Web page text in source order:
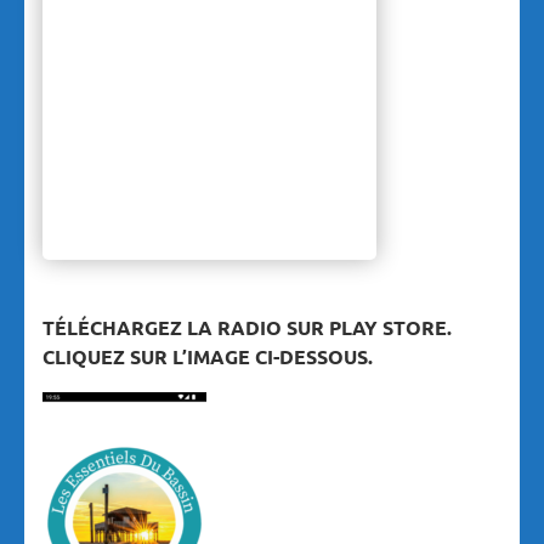
TÉLÉCHARGEZ LA RADIO SUR PLAY STORE.
CLIQUEZ SUR L’IMAGE CI-DESSOUS.